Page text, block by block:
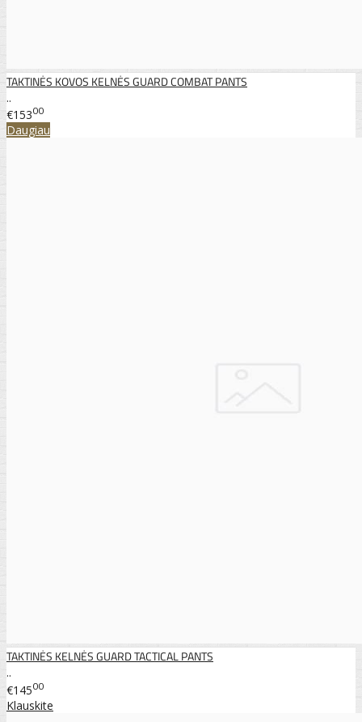
TAKTINĖS KOVOS KELNĖS GUARD COMBAT PANTS
..
€15300
Daugiau
TAKTINĖS KELNĖS GUARD TACTICAL PANTS
..
€14500
Klauskite